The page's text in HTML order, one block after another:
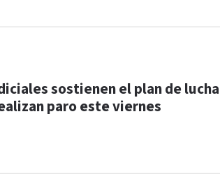
sostienen el plan de lucha
paro este viernes